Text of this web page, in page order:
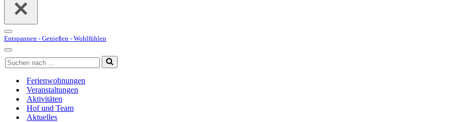
Navigationsmenü
Entspannen - Genießen - Wohlfühlen
Navigationsmenü
Suchen
nach …
Ferienwohnungen
Veranstaltungen
Aktivitäten
Hof und Team
Aktuelles